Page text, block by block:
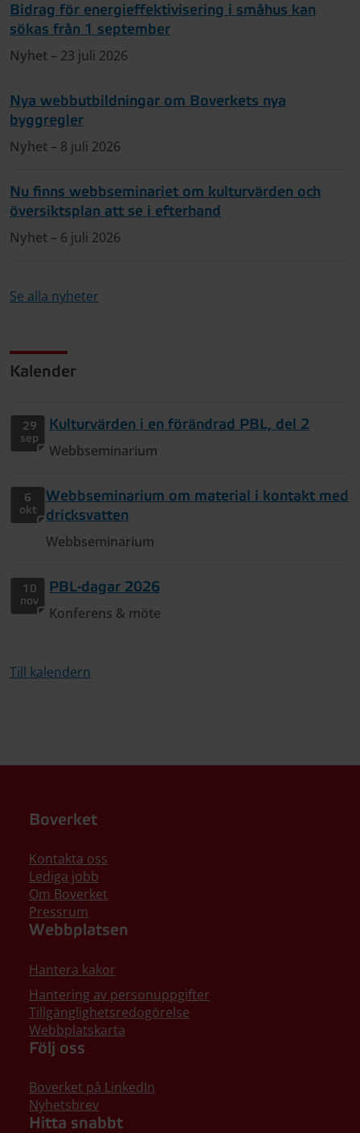
Bidrag för energieffektivisering i småhus kan
sökas från 1 september
Nyhet – 23 juli 2026
Nya webbutbildningar om Boverkets nya
byggregler
Nyhet – 8 juli 2026
Nu finns webbseminariet om kulturvärden och
översiktsplan att se i efterhand
Nyhet – 6 juli 2026
Se alla nyheter
Kalender
29
sep
Kulturvärden i en förändrad PBL, del 2
Webbseminarium
6
okt
Webbseminarium om material i kontakt med
dricksvatten
Webbseminarium
10
nov
PBL-dagar 2026
Konferens & möte
Till kalendern
Boverket
Kontakta oss
Lediga jobb
Om Boverket
Pressrum
Webbplatsen
Hantera kakor
Hantering av personuppgifter
Tillgänglighetsredogörelse
Webbplatskarta
Följ oss
Boverket på LinkedIn
Nyhetsbrev
Hitta snabbt